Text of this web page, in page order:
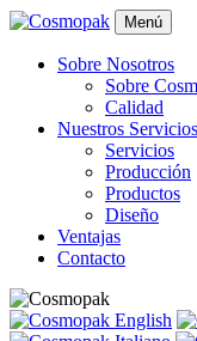
Menú
Sobre Nosotros
Sobre
Calidad
Nuestros Servicios
Servicios
Producción
Productos
Diseño
Ventajas
Contacto